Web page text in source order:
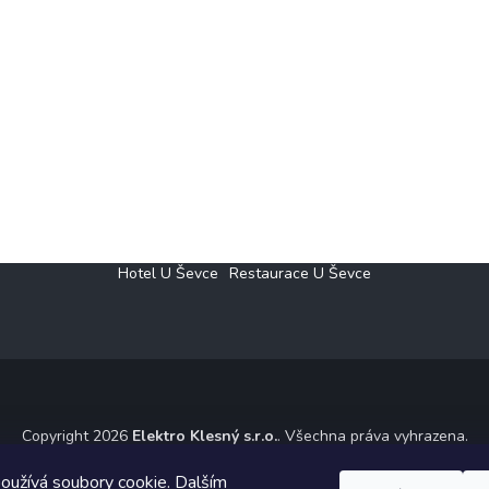
soubory cookie. Dalším
Hotel U Ševce Restaurace U Ševce
Copyright 2026 Elektro Klesný s.r.o.. Všechna práva vyhrazena.
Tomáš Hlad&